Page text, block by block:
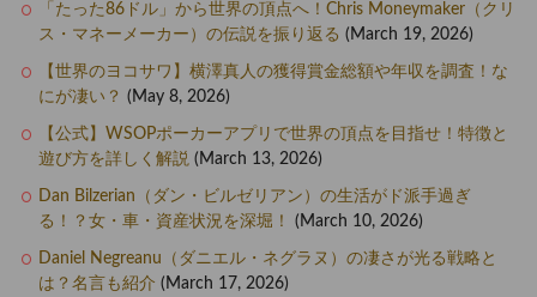
「たった86ドル」から世界の頂点へ！Chris Moneymaker（クリ
ス・マネーメーカー）の伝説を振り返る (March 19, 2026)
【世界のヨコサワ】横澤真人の獲得賞金総額や年収を調査！な
にが凄い？ (May 8, 2026)
【公式】WSOPポーカーアプリで世界の頂点を目指せ！特徴と
遊び方を詳しく解説 (March 13, 2026)
Dan Bilzerian（ダン・ビルゼリアン）の生活がド派手過ぎ
る！？女・車・資産状況を深堀！
(March 10, 2026)
Daniel Negreanu（ダニエル・ネグラヌ）の凄さが光る戦略と
は？名言も紹介 (March 17, 2026)